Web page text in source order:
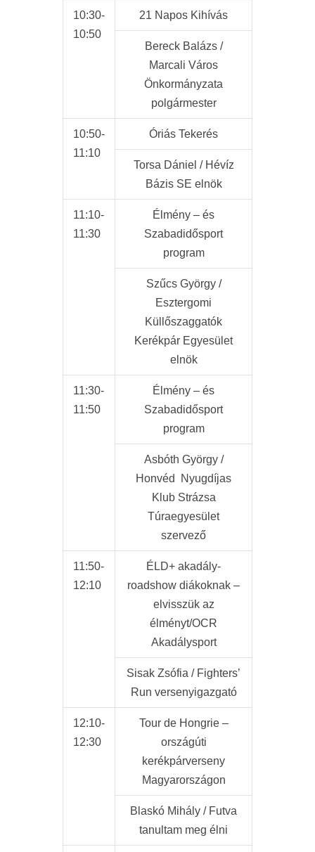
10:30-
10:50
21 Napos Kihívás
Bereck Balázs /
Marcali Város
Önkormányzata
polgármester
10:50-
11:10
Óriás Tekerés
Torsa Dániel / Hévíz
Bázis SE elnök
11:10-
11:30
Élmény – és
Szabadidősport
program
Szűcs György /
Esztergomi
Küllőszaggatók
Kerékpár Egyesület
elnök
11:30-
11:50
Élmény – és
Szabadidősport
program
Asbóth György /
Honvéd Nyugdíjas
Klub Strázsa
Túraegyesület
szervező
11:50-
12:10
ÉLD+ akadály-
roadshow diákoknak –
elvisszük az
élményt/OCR
Akadálysport
Sisak Zsófia / Fighters’
Run versenyigazgató
12:10-
12:30
Tour de Hongrie –
országúti
kerékpárverseny
Magyarországon
Blaskó Mihály / Futva
tanultam meg élni